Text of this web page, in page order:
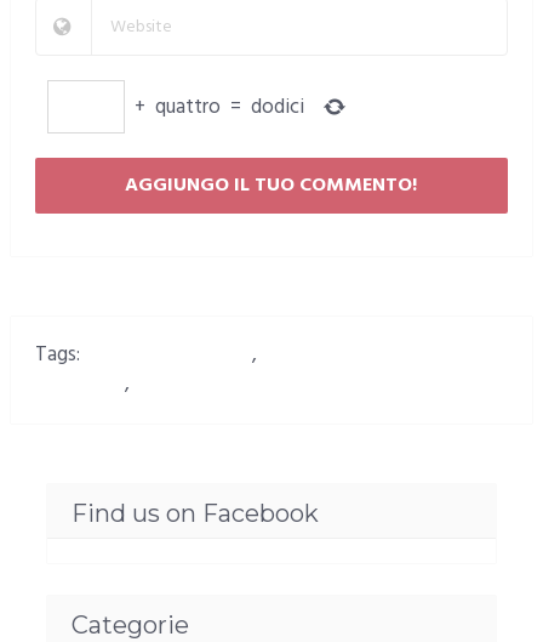
+ quattro = dodici
Tags: ,
,
Find us on Facebook
Categorie